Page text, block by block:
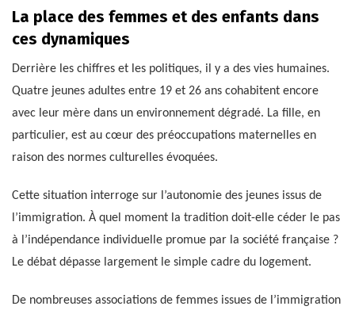
La place des femmes et des enfants dans
ces dynamiques
Derrière les chiffres et les politiques, il y a des vies humaines.
Quatre jeunes adultes entre 19 et 26 ans cohabitent encore
avec leur mère dans un environnement dégradé. La fille, en
particulier, est au cœur des préoccupations maternelles en
raison des normes culturelles évoquées.
Cette situation interroge sur l’autonomie des jeunes issus de
l’immigration. À quel moment la tradition doit-elle céder le pas
à l’indépendance individuelle promue par la société française ?
Le débat dépasse largement le simple cadre du logement.
De nombreuses associations de femmes issues de l’immigration